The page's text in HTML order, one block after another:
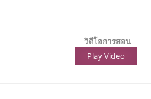
วิดีโอการสอน
Play Video